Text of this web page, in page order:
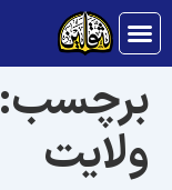
برچسب:
ولایت